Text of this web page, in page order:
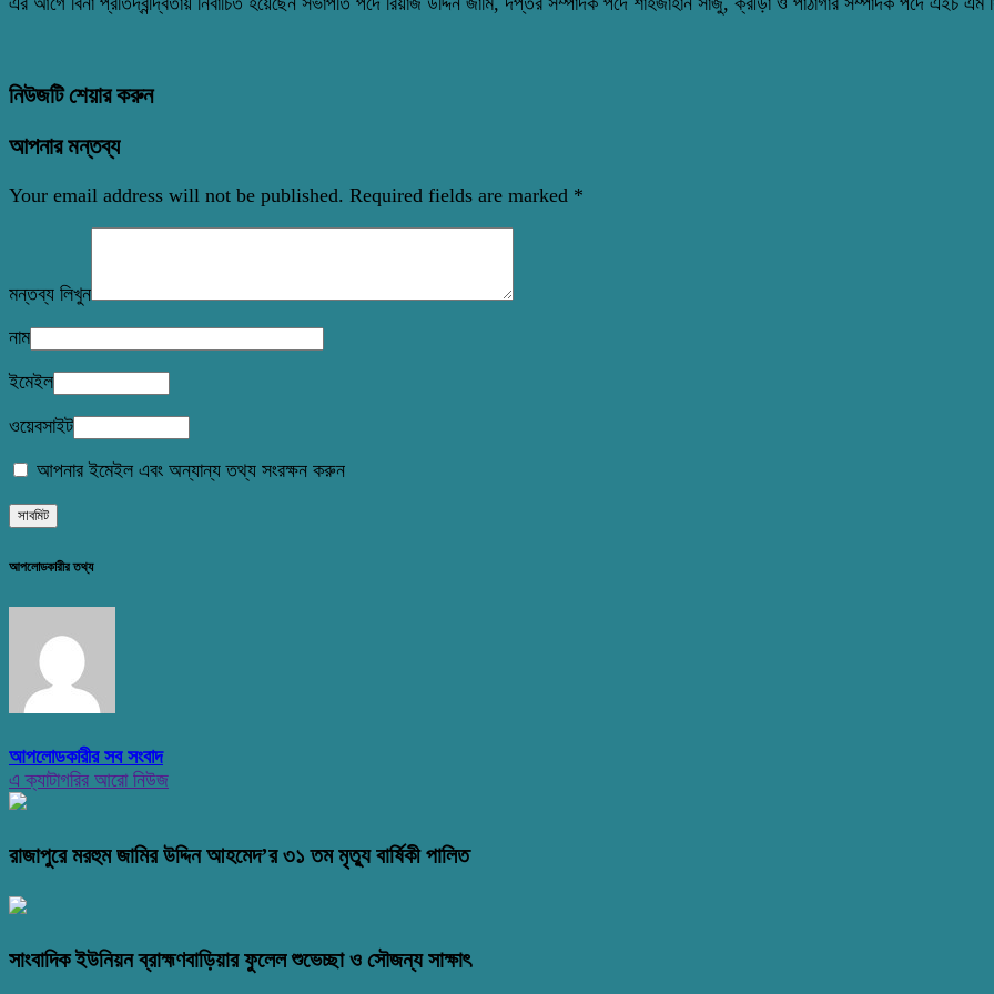
নিউজটি শেয়ার করুন
আপনার মন্তব্য
Your email address will not be published. Required fields are marked *
মন্তব্য লিখুন
নাম
ইমেইল
ওয়েবসাইট
আপনার ইমেইল এবং অন্যান্য তথ্য সংরক্ষন করুন
আপলোডকারীর তথ্য
আপলোডকারীর সব সংবাদ
এ ক্যাটাগরির আরো নিউজ
রাজাপুরে মরহুম জামির উদ্দিন আহমেদ’র ৩১ তম মৃত্যু বার্ষিকী পালিত
সাংবাদিক ইউনিয়ন ব্রাহ্মণবাড়িয়ার ফুলেল শুভেচ্ছা ও সৌজন্য সাক্ষাৎ